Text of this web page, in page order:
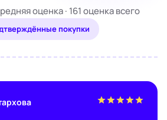
оценка · 161 оценка всего
покупки